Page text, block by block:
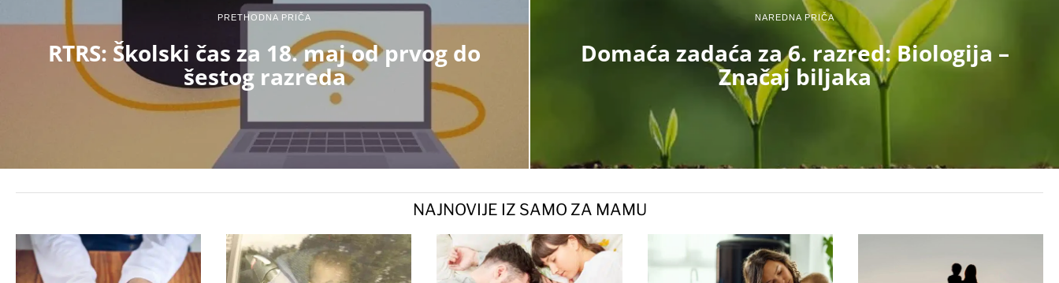
PRETHODNA PRIČA
RTRS: Školski čas za 18. maj od prvog do
šestog razreda
NAREDNA PRIČA
Domaća zadaća za 6. razred: Biologija –
Značaj biljaka
NAJNOVIJE IZ SAMO ZA MAMU